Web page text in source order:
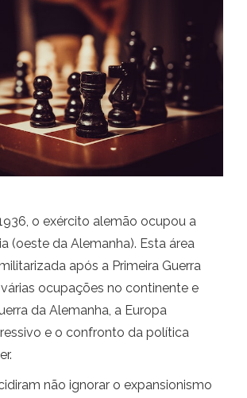
o exército alemão ocupou a
(oeste da Alemanha). Esta área
após a Primeira Guerra
ocupações no continente e
da Alemanha, a Europa
e o confronto da política
não ignorar o expansionismo